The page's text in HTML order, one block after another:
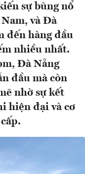
sự bùng nổ
và Đà
đến hàng đầu
nhiều nhất.
Đà Nẵng
đầu mà còn
nhờ sự kết
hiện đại và cơ